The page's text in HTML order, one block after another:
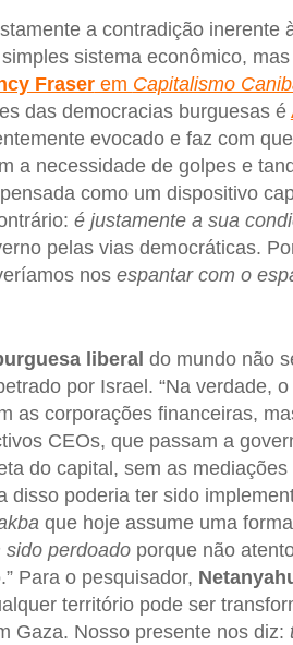
a contradição inerente
sistema econômico,
Fraserem Capitalismo
das democracias burguesas é
evocado e faz com
a necessidade de golpes e
como um dispositivo
é justamente a sua
pelas vias democráticas.
nos espantar com o
liberal do mundo não
por Israel. “Na verdade,
as corporações financeiras,
CEOs, que passam a
do capital, sem as
disso poderia ter sido
que hoje assume uma
perdoadoporque não
Para o pesquisador,
território pode ser
Gaza. Nosso presente nos diz: